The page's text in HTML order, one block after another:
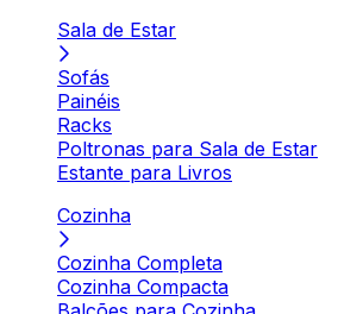
Sala de Estar
Sofás
Painéis
Racks
Poltronas para Sala de Estar
Estante para Livros
Cozinha
Cozinha Completa
Cozinha Compacta